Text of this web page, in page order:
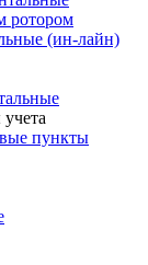
ротором
(ин-лайн)
пункты